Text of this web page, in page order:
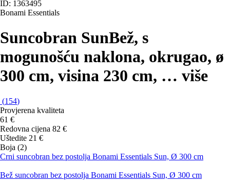
ID: 1363495
Bonami Essentials
Suncobran SunBež, s
mogunošću naklona, okrugao, ø
300 cm, visina 230 cm, … više
(154)
Provjerena kvaliteta
61 €
Redovna cijena 82 €
Uštedite 21 €
Boja (2)
Crni suncobran bez postolja Bonami Essentials Sun, Ø 300 cm
Bež suncobran bez postolja Bonami Essentials Sun, Ø 300 cm